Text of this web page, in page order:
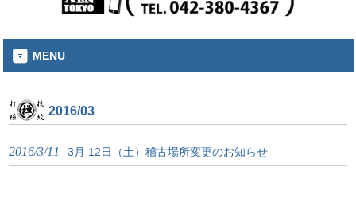
MENU
2016/03
2016/3/11 3月 12日（土）稽古場所変更のお知らせ